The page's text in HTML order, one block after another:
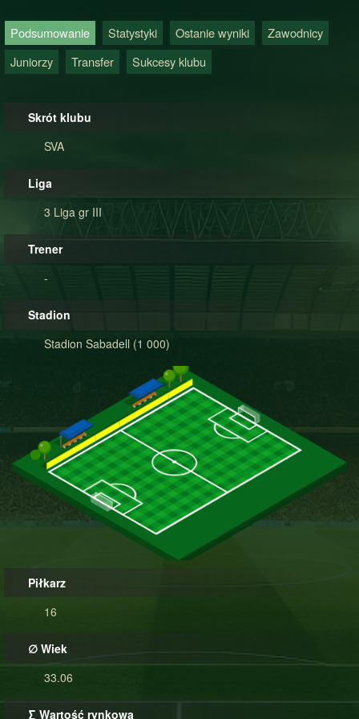
Podsumowanie Statystyki Ostanie wyniki
Zawodnicy
Juniorzy
Transfer Sukcesy klubu
Skrót klubu
SVA
Liga
3 Liga gr III
Trener
-
Stadion
Stadion Sabadell (1 000)
Piłkarz
16
∅ Wiek
33.06
∑ Wartość rynkowa